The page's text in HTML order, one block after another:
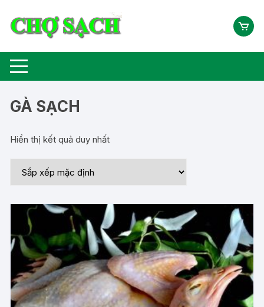
GÀ SẠCH
Hiển thị kết quả duy nhất